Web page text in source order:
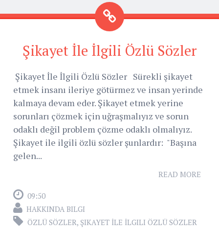
Şikayet İle İlgili Özlü Sözler
Şikayet İle İlgili Özlü Sözler Sürekli şikayet
etmek insanı ileriye götürmez ve insan yerinde
kalmaya devam eder. Şikayet etmek yerine
sorunları çözmek için uğraşmalıyız ve sorun
odaklı değil problem çözme odaklı olmalıyız.
Şikayet ile ilgili özlü sözler şunlardır: "Başına
gelen...
READ MORE
09:50
HAKKINDA BILGI
ÖZLÜ SÖZLER, ŞIKAYET İLE İLGILI ÖZLÜ SÖZLER